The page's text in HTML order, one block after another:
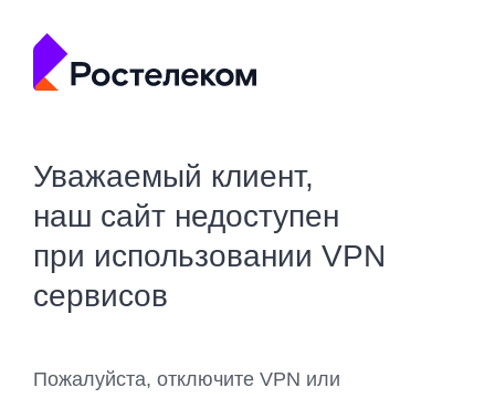
Уважаемый клиент,
наш сайт недоступен
при использовании VPN
сервисов
Пожалуйста, отключите VPN или